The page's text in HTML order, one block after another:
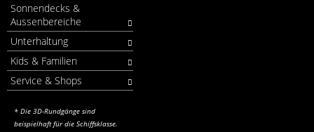
Sonnendecks &
Aussenbereiche
Unterhaltung
Kids & Familien
Service & Shops
* Die 3D-Rundgänge sind
beispielhaft für die Schiffsklasse.